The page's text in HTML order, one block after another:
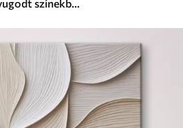
Stilizált ginkgólevelek nyugodt színekben